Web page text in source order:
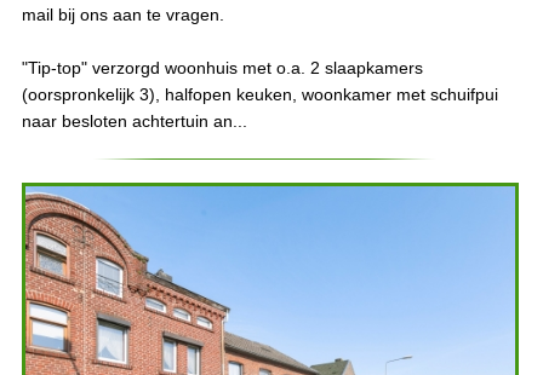
mail bij ons aan te vragen.
"Tip-top" verzorgd woonhuis met o.a. 2 slaapkamers
(oorspronkelijk 3), halfopen keuken, woonkamer met schuifpui
naar besloten achtertuin an...